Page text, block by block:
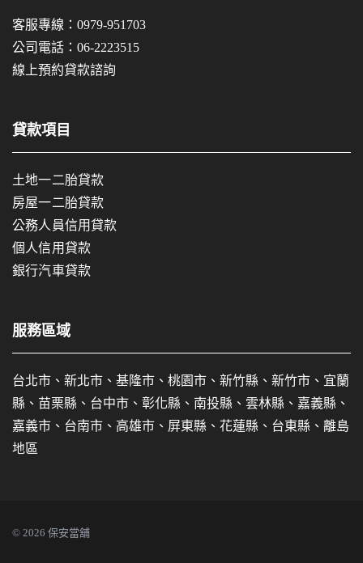
客服專線： 0979-951703
公司電話： 06-2223515
線上預約貸款諮詢
貸款項目
土地一二胎貸款
房屋一二胎貸款
公務人員信用貸款
個人信用貸款
銀行汽車貸款
服務區域
台北市、新北市、基隆市、桃園市、新竹縣、新竹市、宜蘭
縣、苗栗縣、台中市、彰化縣、南投縣、雲林縣、嘉義縣、
嘉義市、台南市、高雄市、屏東縣、花蓮縣、台東縣、離島
地區
© 2026 保安當舖